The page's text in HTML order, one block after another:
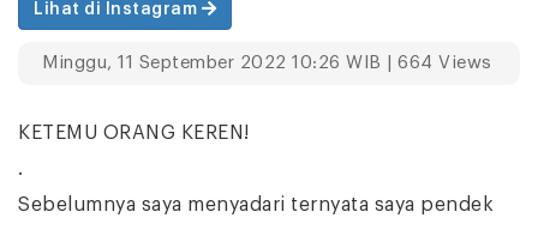
Lihat di Instagram
Minggu, 11 September 2022 10:26 WIB | 664 Views
KETEMU ORANG KEREN!
.
Sebelumnya saya menyadari ternyata saya pendek